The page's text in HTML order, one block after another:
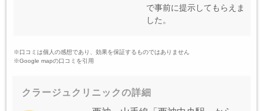
で事前に提示してもらえま
した。
※口コミは個人の感想であり、効果を保証するものではありません
※Google mapの口コミを引用
クラージュクリニックの詳細